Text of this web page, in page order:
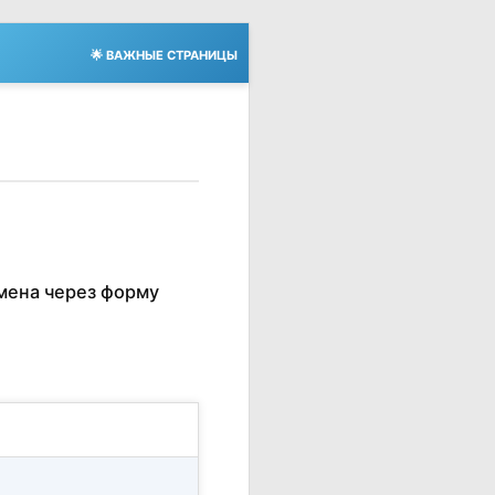
🌟 ВАЖНЫЕ СТРАНИЦЫ
через форму